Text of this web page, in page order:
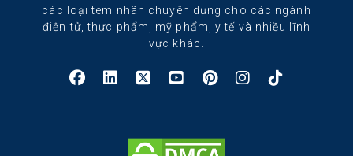
các loại tem nhãn chuyên dụng cho các ngành
điện tử, thực phẩm, mỹ phẩm, y tế và nhiều lĩnh
vực khác.